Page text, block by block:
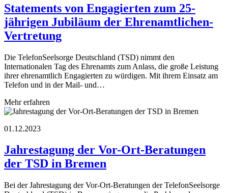
Statements von Engagierten zum 25-
jährigen Jubiläum der Ehrenamtlichen-
Vertretung
Die TelefonSeelsorge Deutschland (TSD) nimmt den
Internationalen Tag des Ehrenamts zum Anlass, die große Leistung
ihrer ehrenamtlich Engagierten zu würdigen. Mit ihrem Einsatz am
Telefon und in der Mail- und…
Mehr erfahren
01.12.2023
Jahrestagung der Vor-Ort-Beratungen
der TSD in Bremen
Bei der Jahrestagung der Vor-Ort-Beratungen der TelefonSeelsorge